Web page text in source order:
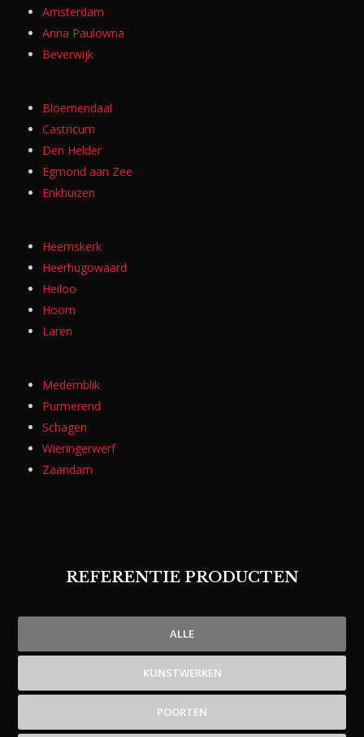
Amsterdam
Anna Paulowna
Beverwijk
Bloemendaal
Castricum
Den Helder
Egmond aan Zee
Enkhuizen
Heemskerk
Heerhugowaard
Heiloo
Hoorn
Laren
Medemblik
Purmerend
Schagen
Wieringerwerf
Zaandam
REFERENTIE PRODUCTEN
ALLE
KUNSTWERKEN
POORTEN